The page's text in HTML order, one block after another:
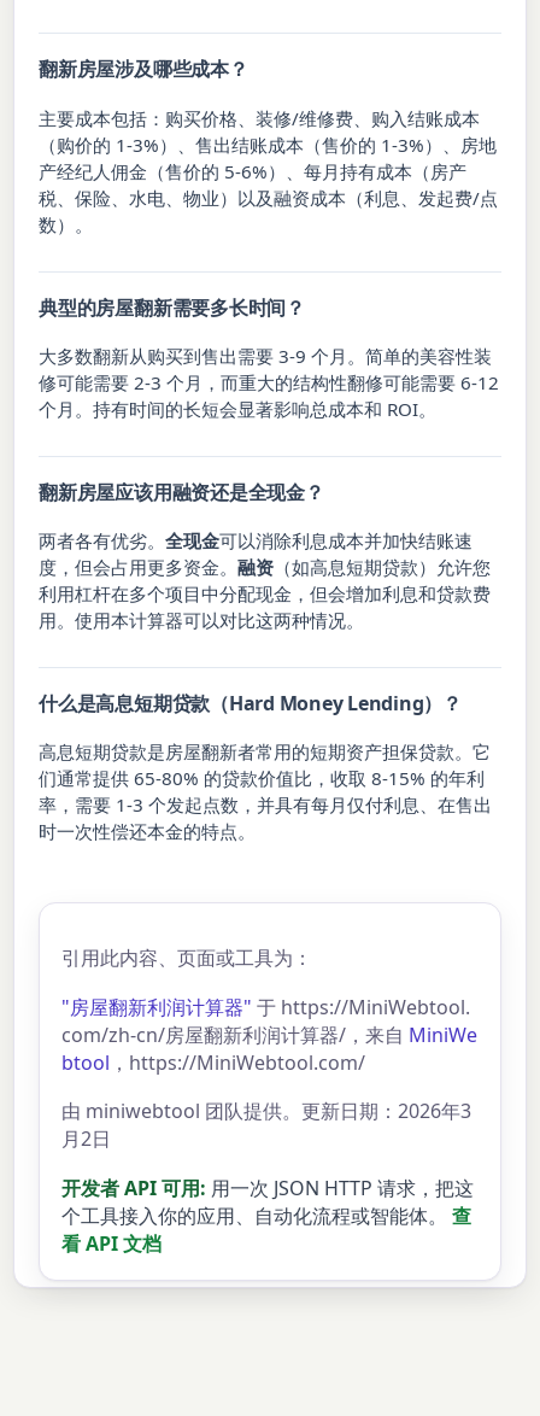
翻新房屋涉及哪些成本？
主要成本包括：购买价格、装修/维修费、购入结账成本
（购价的 1-3%）、售出结账成本（售价的 1-3%）、房地
产经纪人佣金（售价的 5-6%）、每月持有成本（房产
税、保险、水电、物业）以及融资成本（利息、发起费/点
数）。
典型的房屋翻新需要多长时间？
大多数翻新从购买到售出需要 3-9 个月。简单的美容性装
修可能需要 2-3 个月，而重大的结构性翻修可能需要 6-12
个月。持有时间的长短会显著影响总成本和 ROI。
翻新房屋应该用融资还是全现金？
两者各有优劣。全现金可以消除利息成本并加快结账速
度，但会占用更多资金。融资 （如高息短期贷款）允许您
利用杠杆在多个项目中分配现金，但会增加利息和贷款费
用。使用本计算器可以对比这两种情况。
什么是高息短期贷款（Hard Money Lending）？
高息短期贷款是房屋翻新者常用的短期资产担保贷款。它
们通常提供 65-80% 的贷款价值比，收取 8-15% 的年利
率，需要 1-3 个发起点数，并具有每月仅付利息、在售出
时一次性偿还本金的特点。
引用此内容、页面或工具为：
"房屋翻新利润计算器" 于 https://MiniWebtool.
com/zh-cn/房屋翻新利润计算器/，来自 MiniWe
btool ，https://MiniWebtool.com/
由 miniwebtool 团队提供。更新日期：2026年3
月2日
开发者 API 可用: 用一次 JSON HTTP 请求，把这
个工具接入你的应用、自动化流程或智能体。
查
看 API 文档